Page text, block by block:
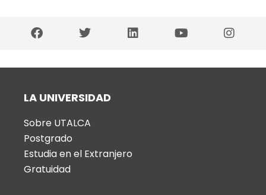
LA UNIVERSIDAD
Sobre UTALCA
Postgrado
Estudia en el Extranjero
Gratuidad